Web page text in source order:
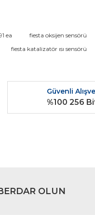
ve diğer
ea fiesta oksijen sensörü
fiesta katalizatör ısı sensörü
Güvenli
%100 256
OLUN